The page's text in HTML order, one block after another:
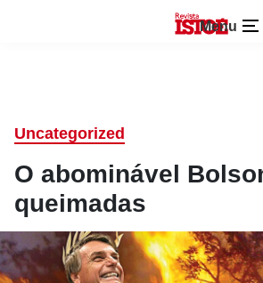
Menu
Uncategorized
O abominável
queimadas